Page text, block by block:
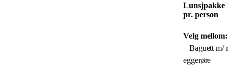
Lunsjpakke
pr. person
Velg mellom:
– Baguett m/
eggerøre